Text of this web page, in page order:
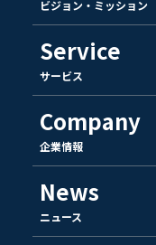
ビジョン・ミッション
Service
サービス
Company
企業情報
News
ニュース